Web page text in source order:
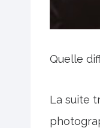
Quelle
La suite